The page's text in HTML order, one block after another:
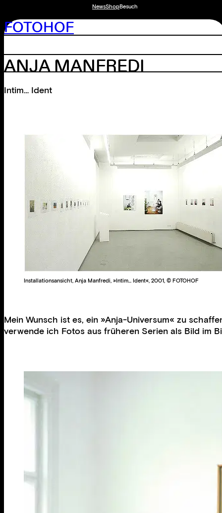
NewsShopBesuch
FOTOHOF
ANJA MANFREDI
Intim… Ident
Installationsansicht, Anja Manfredi, »Intim... Ident«, 2001, © FOTOHOF
Mein Wunsch ist es, ein »Anja-Universum« zu
verwende ich Fotos aus früheren Serien als Bild im